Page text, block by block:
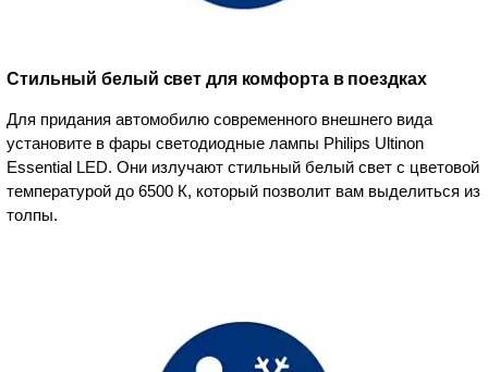
Стильный белый свет для комфорта в поездках
Для придания автомобилю современного внешнего вида
установите в фары светодиодные лампы Philips Ultinon
Essential LED. Они излучают стильный белый свет с цветовой
температурой до 6500 К, который позволит вам выделиться из
толпы.